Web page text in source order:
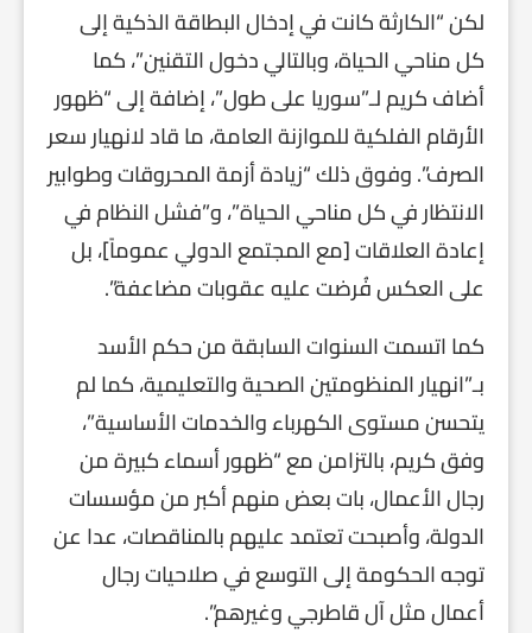
لكن “الكارثة كانت في إدخال البطاقة الذكية إلى
كل مناحي الحياة، وبالتالي دخول التقنين”، كما
أضاف كريم لـ”سوريا على طول”، إضافة إلى “ظهور
الأرقام الفلكية للموازنة العامة، ما قاد لانهيار سعر
الصرف”. وفوق ذلك “زيادة أزمة المحروقات وطوابير
الانتظار في كل مناحي الحياة”، و”فشل النظام في
إعادة العلاقات [مع المجتمع الدولي عموماً]، بل
على العكس فُرضت عليه عقوبات مضاعفة”.
كما اتسمت السنوات السابقة من حكم الأسد
بـ”انهيار المنظومتين الصحية والتعليمية، كما لم
يتحسن مستوى الكهرباء والخدمات الأساسية”،
وفق كريم، بالتزامن مع “ظهور أسماء كبيرة من
رجال الأعمال، بات بعض منهم أكبر من مؤسسات
الدولة، وأصبحت تعتمد عليهم بالمناقصات، عدا عن
توجه الحكومة إلى التوسع في صلاحيات رجال
أعمال مثل آل قاطرجي وغيرهم”.